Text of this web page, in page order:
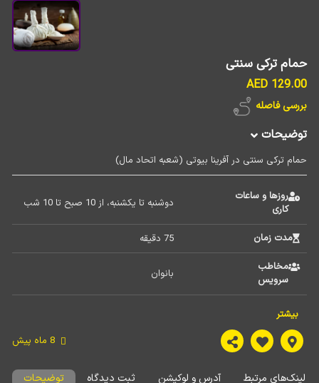
حمام ترکی سنتی
129.00 AED
بررسی فاصله
توضیحات
حمام ترکی سنتی در آفرینا بیوتی (شعبه اتحاد مال)
روزها و ساعات
کاری
دوشنبه تا یکشنبه، از 10 صبح تا 10 شب
مدت زمان
75 دقیقه
مخاطب
سرویس
بانوان
امکان ارائه
خدمت در
محل
بیشتر
8 ماه پیش
توضیحات ثبت دیدگاه آدرس و لوکیشن لینک‌های مرتبط